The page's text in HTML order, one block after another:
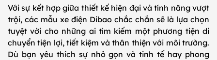
Với sự kết hợp giữa thiết kế hiện đại và tính năng vượt
trội, các mẫu xe điện Dibao chắc chắn sẽ là lựa chọn
tuyệt vời cho những ai tìm kiếm một phương tiện di
chuyển tiện lợi, tiết kiệm và thân thiện với môi trường.
Dù bạn yêu thích sự nhỏ gọn và tinh tế hay phong